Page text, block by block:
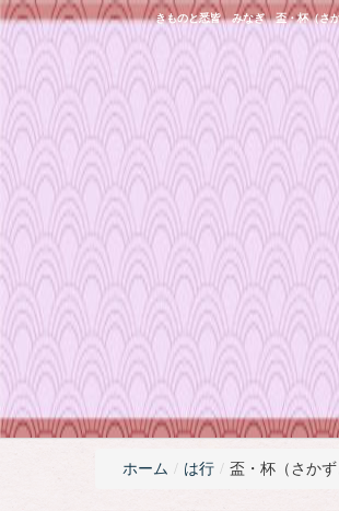
きものと悉皆 みなぎ 盃・杯（さ
ホーム / は行 / 盃・杯（さか